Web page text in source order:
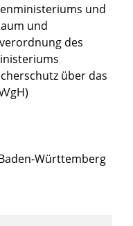
und
und
des
über das
Württemberg